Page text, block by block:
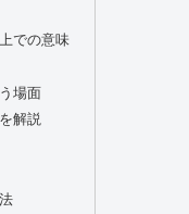
での意味
場面
解説